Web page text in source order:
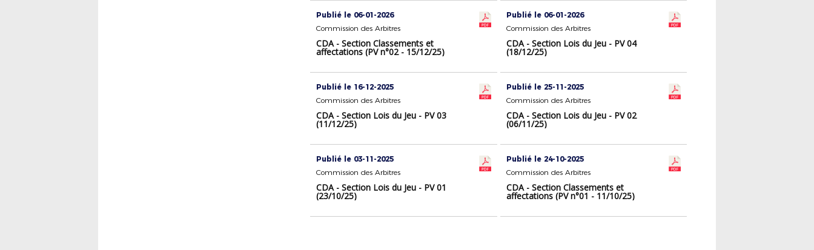
Publié le 06-01-2026
Commission des Arbitres
CDA - Section Classements et
affectations (PV n°02 - 15/12/25)
Publié le 06-01-2026
Commission des Arbitres
CDA - Section Lois du Jeu - PV 04
(18/12/25)
Publié le 16-12-2025
Commission des Arbitres
CDA - Section Lois du Jeu - PV 03
(11/12/25)
Publié le 25-11-2025
Commission des Arbitres
CDA - Section Lois du Jeu - PV 02
(06/11/25)
Publié le 03-11-2025
Commission des Arbitres
CDA - Section Lois du Jeu - PV 01
(23/10/25)
Publié le 24-10-2025
Commission des Arbitres
CDA - Section Classements et
affectations (PV n°01 - 11/10/25)